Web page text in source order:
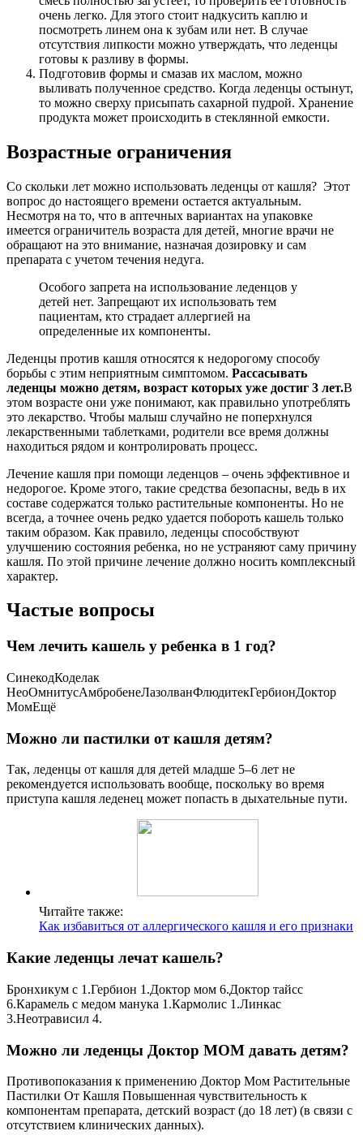
очень легко. Для этого стоит надкусить каплю и
посмотреть линем она к зубам или нет. В случае
отсутствия липкости можно утверждать, что леденцы
готовы к разливу в формы.
Подготовив формы и смазав их маслом, можно
выливать полученное средство. Когда леденцы остынут,
то можно сверху присыпать сахарной пудрой. Хранение
продукта может происходить в стеклянной емкости.
Возрастные ограничения
Со скольки лет можно использовать леденцы от кашля? Этот
вопрос до настоящего времени остается актуальным.
Несмотря на то, что в аптечных вариантах на упаковке
имеется ограничитель возраста для детей, многие врачи не
обращают на это внимание, назначая дозировку и сам
препарата с учетом течения недуга.
Особого запрета на использование леденцов у
детей нет. Запрещают их использовать тем
пациентам, кто страдает аллергией на
определенные их компоненты.
Леденцы против кашля относятся к недорогому способу
борьбы с этим неприятным симптомом. Рассасывать
леденцы можно детям, возраст которых уже достиг 3 лет.В
этом возрасте они уже понимают, как правильно употреблять
это лекарство. Чтобы малыш случайно не поперхнулся
лекарственными таблетками, родители все время должны
находиться рядом и контролировать процесс.
Лечение кашля при помощи леденцов – очень эффективное и
недорогое. Кроме этого, такие средства безопасны, ведь в их
составе содержатся только растительные компоненты. Но не
всегда, а точнее очень редко удается побороть кашель только
таким образом. Как правило, леденцы способствуют
улучшению состояния ребенка, но не устраняют саму причину
кашля. По этой причине лечение должно носить комплексный
характер.
Частые вопросы
Чем лечить кашель у ребенка в 1 год?
СинекодКоделак
НеоОмнитусАмбробенеЛазолванФлюдитекГербионДоктор
МомЕщё
Можно ли пастилки от кашля детям?
Так, леденцы от кашля для детей младше 5–6 лет не
рекомендуется использовать вообще, поскольку во время
приступа кашля леденец может попасть в дыхательные пути.
Читайте также:
Как избавиться от аллергического кашля и его признаки
Какие леденцы лечат кашель?
Бронхикум с 1.Гербион 1.Доктор мом 6.Доктор тайсс
6.Карамель с медом манука 1.Кармолис 1.Линкас
3.Неотрависил 4.
Можно ли леденцы Доктор МОМ давать детям?
Противопоказания к применению Доктор Мом Растительные
Пастилки От Кашля Повышенная чувствительность к
компонентам препарата, детский возраст (до 18 лет) (в связи с
отсутствием клинических данных).